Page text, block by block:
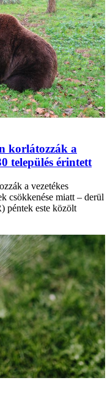
korlátozzák a
település érintett
a vezetékes
csökkenése miatt – derül
péntek este közölt